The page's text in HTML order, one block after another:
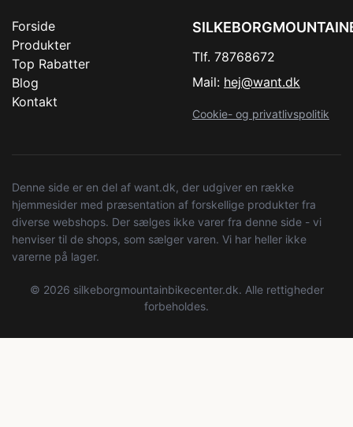
Forside
Produkter
Top Rabatter
Blog
Kontakt
Tlf. 78768672
Mail: hej@want.dk
Cookie- og privatlivspolitik
Denne side er en del af want.dk, der udgiver en række
hjemmesider med præsentation af forskellige produkter fra
diverse webshops. Der sælges ikke varer fra denne side - vi
henviser til de shops, som sælger varen. Vi har heller ikke
varerne på lager.
© 2026 silkeborgmountainbikecenter.dk. Alle rettigheder
forbeholdes.